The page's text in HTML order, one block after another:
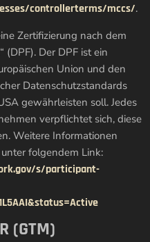
controllerterms/mccs/.
Zertifizierung nach dem
(DPF). Der DPF ist ein
Union und den
Datenschutzstandards
gewährleisten soll. Jedes
verpflichtet sich, diese
Weitere Informationen
folgendem Link:
s/participant-
(GTM)